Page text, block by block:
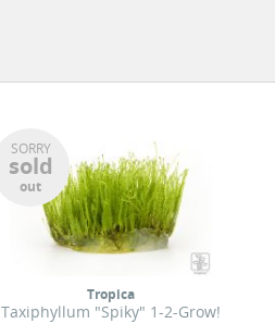
SORRY
sold
out
Tropica
Taxiphyllum "Spiky" 1-2-Grow!